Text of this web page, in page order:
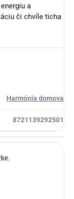
a
či chvíle ticha
Harmónia domova
8721139292501